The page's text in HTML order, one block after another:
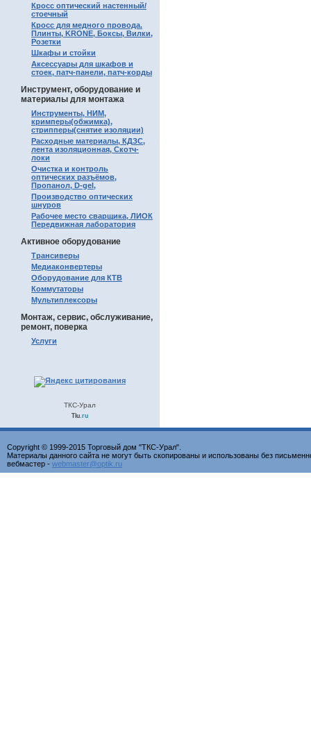
Кросс оптический настенный/
стоечный
Кросс для медного провода.
Плинты, KRONE, Боксы, Вилки,
Розетки
Шкафы и стойки
Аксессуары для шкафов и
стоек, патч-панели, патч-корды
Инструмент, оборудование и
материалы для монтажа
Инструменты, НИМ,
кримперы(обжимка),
стрипперы(снятие изоляции)
Расходные материалы, КДЗС,
лента изоляционная, Скотч-
локи
Очистка и контроль
оптических разъёмов,
Пропанол, D-gel,
Производство оптических
шнуров
Рабочее место сварщика, ЛИОК
Передвижная лаборатория
Активное оборудование
Трансиверы
Медиаконвертеры
Оборудование для КТВ
Коммутаторы
Мультиплексоры
Монтаж, сервис, обслуживание,
ремонт, поверка
Услуги
ТКС-Урал
Tiu.ru
Copyright © 1999-2015 Торговый дом "ТКС-Урал".
Материалы данного сайта не могут быть скопированы и использованы без
вебмастер - webmaster@optik.ru